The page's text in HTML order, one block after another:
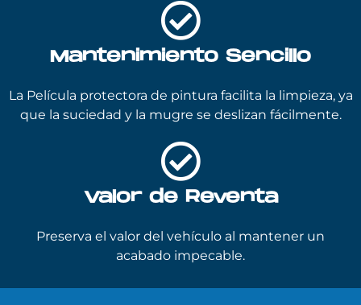
Mantenimiento Sencillo
La Película protectora de pintura facilita la limpieza, ya
que la suciedad y la mugre se deslizan fácilmente.
Valor de Reventa
Preserva el valor del vehículo al mantener un
acabado impecable.